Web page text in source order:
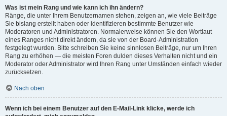
Was ist mein Rang und wie kann ich ihn ändern?
Ränge, die unter Ihrem Benutzernamen stehen, zeigen an, wie viele Beiträge
Sie bislang erstellt haben oder identifizieren bestimmte Benutzer wie
Moderatoren und Administratoren. Normalerweise können Sie den Wortlaut
eines Ranges nicht direkt ändern, da sie von der Board-Administration
festgelegt wurden. Bitte schreiben Sie keine sinnlosen Beiträge, nur um Ihren
Rang zu erhöhen — die meisten Foren dulden dieses Verhalten nicht und ein
Moderator oder Administrator wird Ihren Rang unter Umständen einfach wieder
zurücksetzen.
Nach oben
Wenn ich bei einem Benutzer auf den E-Mail-Link klicke, werde ich